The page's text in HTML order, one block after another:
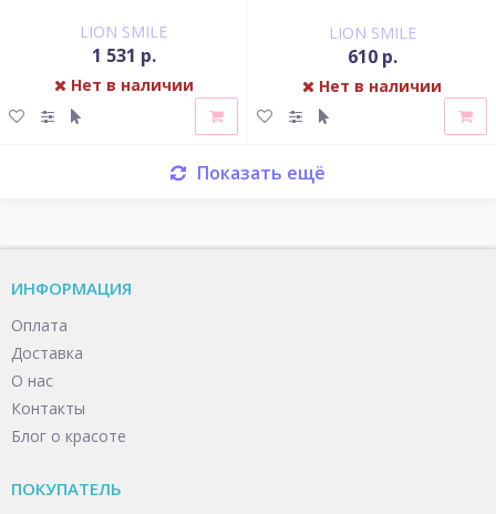
ароматом мягкая уп 1125
мл
LION SMILE
1 531 р.
Нет в наличии
LION SMILE
610 р.
Нет в наличии
Показать ещё
ИНФОРМАЦИЯ
Оплата
Доставка
О нас
Контакты
Блог о красоте
ПОКУПАТЕЛЬ